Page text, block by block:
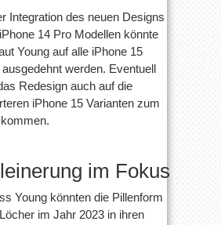
Integration des neuen Designs
14 Pro Modellen könnte
Young auf alle iPhone 15
ausgedehnt werden. Eventuell
Redesign auch auf die
iPhone 15 Varianten zum
im Fokus
Young könnten die Pillenform
im Jahr 2023 in ihren